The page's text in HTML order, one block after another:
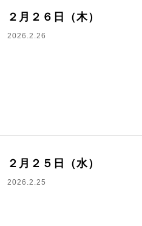
２月２６日（木）
2026.2.26
２月２５日（水）
2026.2.25